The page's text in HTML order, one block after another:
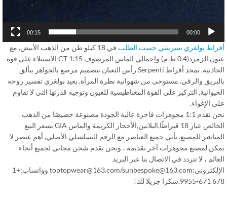
00:00
00:15
بولغري سيربنتي حسب الطلب
في 18 كيلو طن من الذهب الأبيض, مع
عيون الزمرد(0.4 ط م) وإجمالي الماس المرصوف 1.15 CT الاستيلاء على قوة
الجاذبية, تمجد أقراط Serpenti رأس الثعبان بتصميم مرصع بالجواهر يتألق
والرقي. مستوحى من شهوانية نظرة المرأة, يعيد بولغري تفسير روحه
التركيز على القوة المغناطيسية للعيون وتوجيه قدرتها التي لا تقاوم
الإغواء.
نحن نقدم 1:1 مجوهرات فاخرة عالية الجودة مصنوعة خصيصًا من الذهب
الخالص عيار 18 قيراطًا,البلاتين,الأحجار الكريمة والماس GIA بسعر البيع
للمصنع. تأتي جميع العناصر مع الرقم التسلسلي الأصلي, أهم عنصر لا
لمصنع مجوهرات آخر تقديمه ، ونحن نقدم شحن مجاني لجميع أنحاء
، لا تتردد في الاتصال بنا عبر البريد
الإلكتروني:toptopwear@163.com/sunbespoke@163.com وواتساب:+1
جزيلا لك!